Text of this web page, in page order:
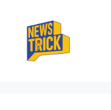
content